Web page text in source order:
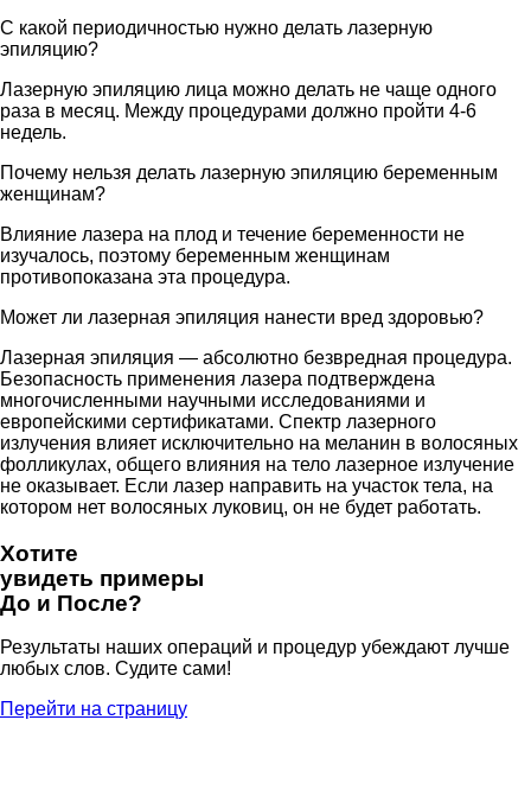
С какой периодичностью нужно делать лазерную
эпиляцию?
Лазерную эпиляцию лица можно делать не чаще одного
раза в месяц. Между процедурами должно пройти 4-6
недель.
Почему нельзя делать лазерную эпиляцию беременным
женщинам?
Влияние лазера на плод и течение беременности не
изучалось, поэтому беременным женщинам
противопоказана эта процедура.
Может ли лазерная эпиляция нанести вред здоровью?
Лазерная эпиляция — абсолютно безвредная процедура.
Безопасность применения лазера подтверждена
многочисленными научными исследованиями и
европейскими сертификатами. Спектр лазерного
излучения влияет исключительно на меланин в волосяных
фолликулах, общего влияния на тело лазерное излучение
не оказывает. Если лазер направить на участок тела, на
котором нет волосяных луковиц, он не будет работать.
Хотите
увидеть примеры
До и После?
Результаты наших операций и процедур убеждают лучше
любых слов. Судите сами!
Перейти на страницу